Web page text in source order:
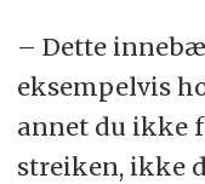
– Dette
eksempelvis
annet du ikke
streiken, ikke